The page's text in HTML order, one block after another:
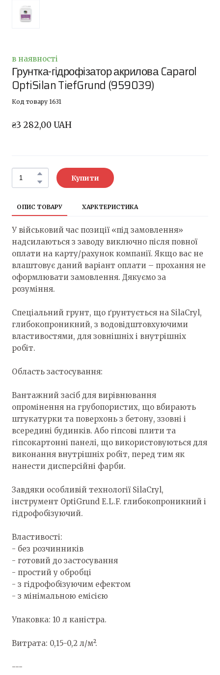
в наявності
Грунтка-гідрофізатор акрилова Caparol
OptiSilan TiefGrund (959039)
Код товару 1631
₴3 282,00 UAH
Купити
ОПИС ТОВАРУ ХАРКТЕРИСТИКА
У військовий час позиції «під замовлення»
надсилаються з заводу виключно після повної
оплати на карту/рахунок компанії. Якщо вас не
влаштовує даний варіант оплати – прохання не
оформлювати замовлення. Дякуємо за
розуміння.
Спеціальний грунт, що ґрунтується на SilaCryl,
глибокопроникний, з водовідштовхуючими
властивостями, для зовнішніх і внутрішніх
робіт.
Область застосування:
Вантажний засіб для вирівнювання
опромінення на грубопористих, що вбирають
штукатурки та поверхонь з бетону, ззовні і
всередині будинків. Або гіпсові плити та
гіпсокартонні панелі, що використовуються для
виконання внутрішніх робіт, перед тим як
нанести дисперсійні фарби.
Завдяки особливій технології SilaCryl,
інструмент OptiGrund E.L.F. глибокопроникний і
гідрофобізуючий.
Властивості:
- без розчинників
- готовий до застосування
- простий у обробці
- з гідрофобізуючим ефектом
- з мінімальною емісією
Упаковка: 10 л каністра.
Витрата: 0,15-0,2 л/м².
---